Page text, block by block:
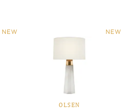
NEW NEW
OLSEN